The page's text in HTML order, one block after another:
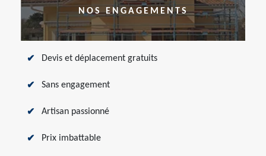
NOS ENGAGEMENTS
Devis et déplacement gratuits
Sans engagement
Artisan passionné
Prix imbattable